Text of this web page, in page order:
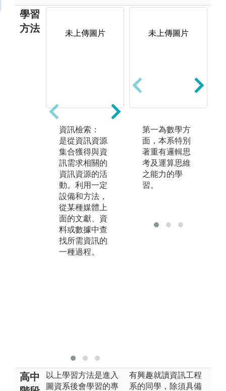
學習
方法
未上傳圖片
資訊檢索：
是從資訊資源
集合獲得與資
訊需求相關的
資訊資源的活
動。利用一定
設備和方法，
從某種媒體上
面的文獻、資
料或數據中查
找所需資訊的
一種過程。
未上傳圖片
知識組織：
將無序或分散
的特定知識，
根據一定的原
則與方法，進
行整理、加
中、定址、以
未上傳圖片
第一為數學方
面，本系特別
著重有邏輯思
考及運算思維
之能力的學
習。
高中
以上學習方法是進入
圖資系後會學習的專
有興趣就讀資訊工程
系的同學，除須具備